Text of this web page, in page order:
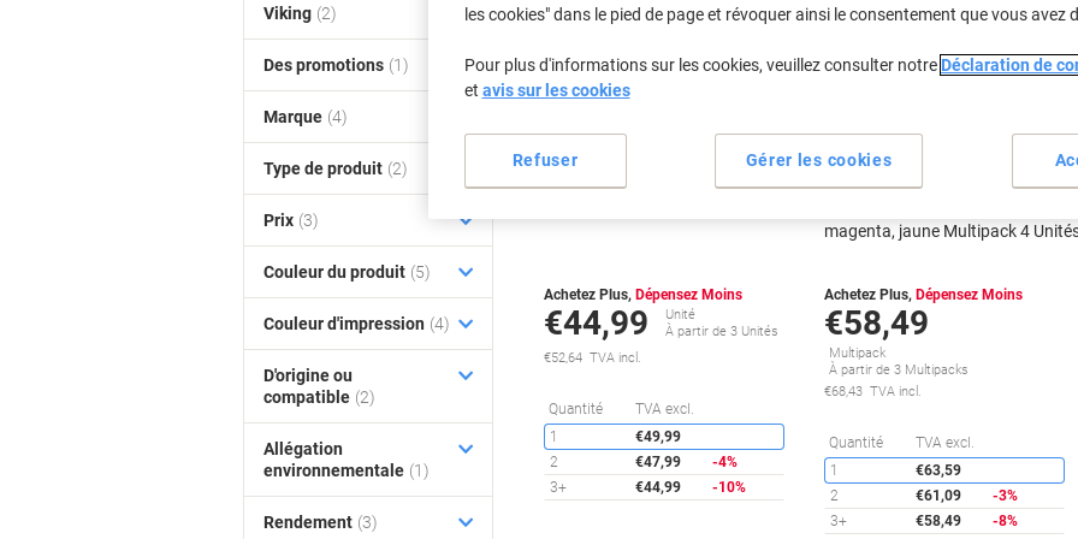
Cadeau
gratuit
Cartouche jet d'encre HP 903XL
Achetez Plus, Dépensez Moins
€44,99
Unité
À partir de 3 Unités
€52,64 TVA incl.
Quantité TVA excl.
1
€49,99
2
€47,99
-4%
3+
€44,99 -10%
gratuit
Cartouche jet d’encre HP 903
magenta, jaune Multipack 4
Achetez Plus, Dépensez Moins
€58,49
Multipack
À partir de 3 Multipacks
€68,43 TVA incl.
Quantité TVA excl.
1
€63,59
2
€61,09
-3%
3+
€58,49 -8%
Viking (2)
Des promotions (1)
Marque (4)
Type de produit (2)
Prix (3)
Couleur du produit (5)
Couleur d'impression (4)
D'origine ou
compatible (2)
Allégation
environnementale (1)
Rendement (3)
les cookies" dans le pied de page et révoquer ainsi le consentement que vous avez
Pour plus d'informations sur les cookies, veuillez consulter notre Déclaration de
et avis sur les cookies
Gérer les cookies
Refuser